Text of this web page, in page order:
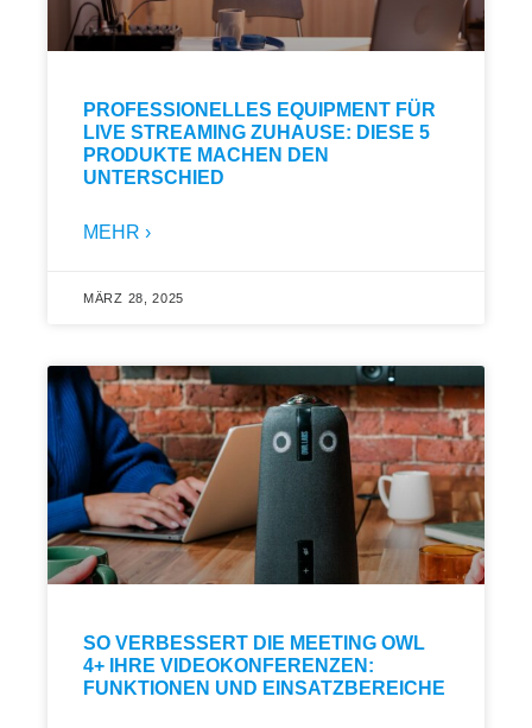
PROFESSIONELLES EQUIPMENT FÜR
LIVE STREAMING ZUHAUSE: DIESE 5
PRODUKTE MACHEN DEN
UNTERSCHIED
MEHR ›
MÄRZ 28, 2025
SO VERBESSERT DIE MEETING OWL
4+ IHRE VIDEOKONFERENZEN:
FUNKTIONEN UND EINSATZBEREICHE